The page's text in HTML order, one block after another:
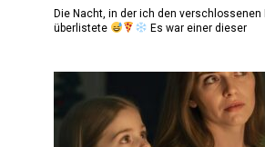
Die Nacht, in der ich den verschlossenen
überlistete
Es war einer dieser